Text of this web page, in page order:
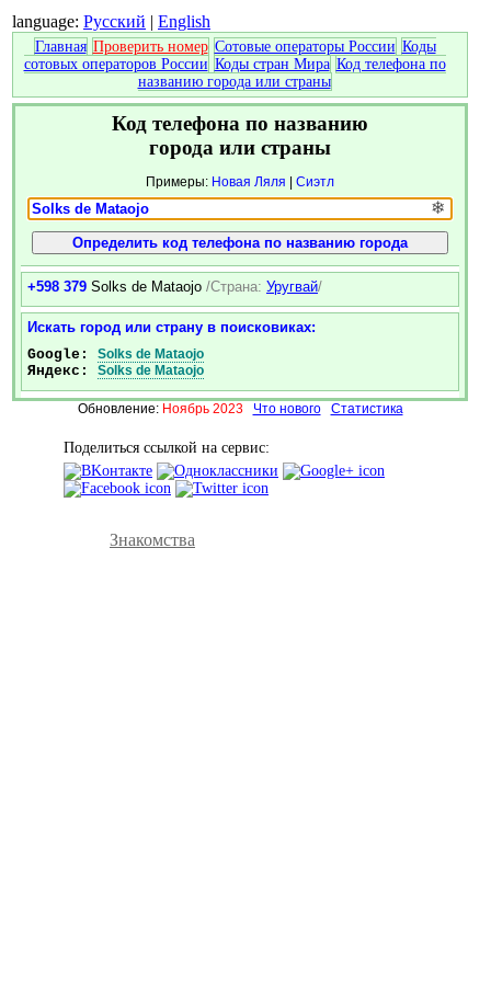
language: Русский | English
Главная Проверить номер Сотовые операторы России Коды
сотовых операторов России Коды стран Мира Код телефона по
названию города или страны
Код телефона по названию
города или страны
Примеры: Новая Ляля | Сиэтл
❄
+598 379 Solks de Mataojo /Страна: Уругвай/
Искать город или страну в поисковиках:
Google: Solks de Mataojo
Яндекс: Solks de Mataojo
Обновление: Ноябрь 2023 Что нового Статистика
Поделиться ссылкой на сервис:
Знакомства